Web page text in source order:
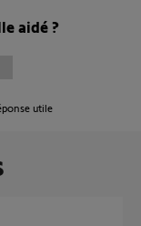
aidé ?
utile